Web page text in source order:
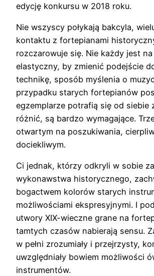
edycję konkursu w 2018 roku.
Nie wszyscy połykają bakcyla,
kontaktu z fortepianami
rozczarowuje się. Nie każdy jest
elastyczny, by zmienić podejście
technikę, sposób myślenia o
przypadku starych fortepianów
egzemplarze potrafią się od siebie
różnić, są bardzo wymagające.
otwartym na poszukiwania,
dociekliwym.
Ci jednak, którzy odkryli w sobie
wykonawstwa historycznego,
bogactwem kolorów starych
możliwościami ekspresyjnymi. I
utwory XIX-wieczne grane na
tamtych czasów nabierają sensu.
w pełni zrozumiały i przejrzysty,
uwzględniały bowiem możliwości
instrumentów.